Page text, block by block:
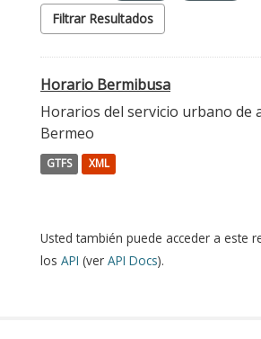
Filtrar Resultados
Horario Bermibusa
Horarios del servicio urbano de
Bermeo
GTFS XML
Usted también puede acceder a este
los API (ver API Docs).